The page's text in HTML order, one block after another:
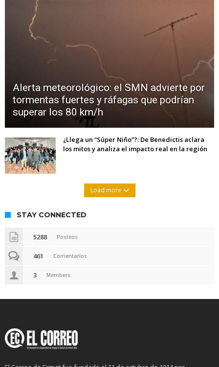
Alerta meteorológico: el SMN advierte por
tormentas fuertes y ráfagas que podrían
superar los 80 km/h
¿Llega un “Súper Niño”?: De Benedictis aclara
los mitos y analiza el impacto real en la región
Load more
STAY CONNECTED
5288 Posteos
461 Comentarios
3 Members